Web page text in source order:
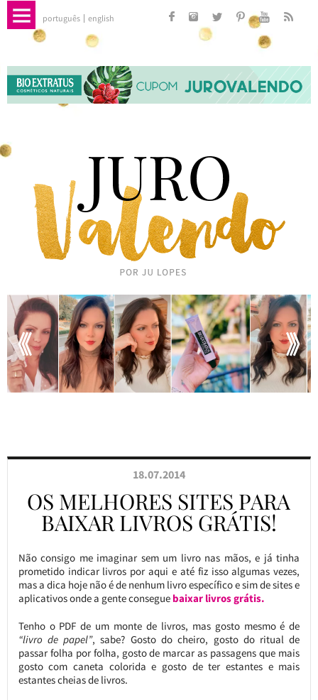
português english
18.07.2014
OS MELHORES SITES PARA
BAIXAR LIVROS GRÁTIS!
Não consigo me imaginar sem um livro nas mãos, e já tinha
prometido indicar livros por aqui e até fiz isso algumas vezes,
mas a dica hoje não é de nenhum livro específico e sim de sites e
aplicativos onde a gente conseguebaixar livros grátis.
Tenho o PDF de um monte de livros, mas gosto mesmo é de
“livro de papel”, sabe? Gosto do cheiro, gosto do ritual de
passar folha por folha, gosto de marcar as passagens que mais
gosto com caneta colorida e gosto de ter estantes e mais
estantes cheias de livros.